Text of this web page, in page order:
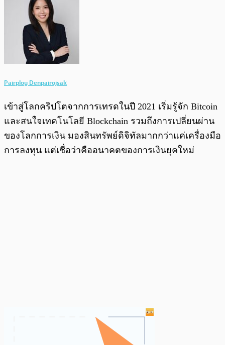
Pairploy Denpairojsak
เข้าสู่โลกคริปโตจากการเทรดในปี 2021 เริ่มรู้จัก Bitcoin
และสนใจเทคโนโลยี Blockchain รวมถึงการเปลี่ยนผ่าน
ของโลกการเงิน มองสินทรัพย์ดิจิทัลมากกว่าแค่เครื่องมือ
การลงทุน แต่เชื่อว่าคืออนาคตของการเงินยุคใหม่